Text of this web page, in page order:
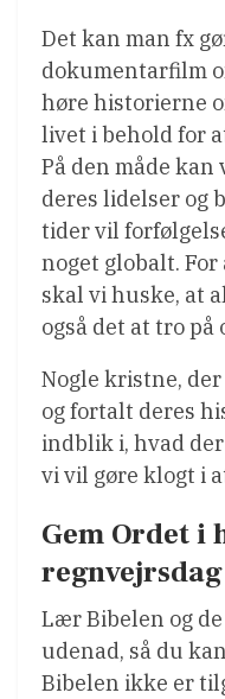
Det kan man fx
dokumentarfilm
høre historierne
livet i behold for
På den måde
deres lidelser og
tider vil
noget globalt. For
skal vi huske, at
også det at tro på
Nogle kristne,
og fortalt deres
indblik i, hvad
vi vil gøre klogt i
Gem Ordet i
regnvejrsdag
Lær Bibelen og
udenad, så du
Bibelen ikke er